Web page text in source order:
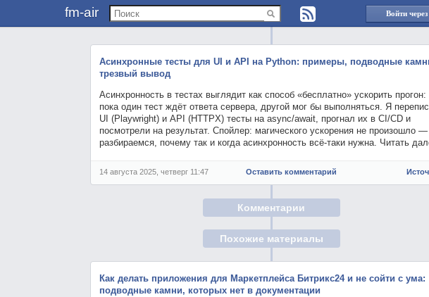
fm-air Войти
Асинхронные тесты для UI и API на Python: примеры, подводные
трезвый вывод
Асинхронность в тестах выглядит как способ «бесплатно» ускорить прогон:
пока один тест ждёт ответа сервера, другой мог бы выполняться. Я
UI (Playwright) и API (HTTPX) тесты на async/await, прогнал их в CI/CD и
посмотрели на результат. Спойлер: магического ускорения не произошло —
разбираемся, почему так и когда асинхронность всё-таки нужна. Читать
14 августа 2025, четверг 11:47 Оставить комментарий
Комментарии
Похожие материалы
Как делать приложения для Маркетплейса Битрикс24 и не сойти с ума:
подводные камни, которых нет в документации